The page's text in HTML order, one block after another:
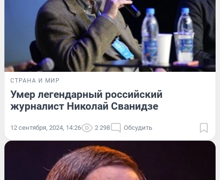
СТРАНА И МИР
Умер легендарный российский
журналист Николай Сванидзе
12 сентября, 2024, 14:26 2 298 Обсудить